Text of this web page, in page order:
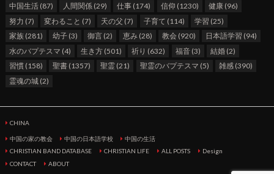
中国生活(87) 人間関係 (29) 仕事 (174) 信仰 (1230) 健康(96)
努力 (7) 変わること (7) 天の父 (7) 子育て (114) 学習 (25)
家族(281) 幼子 (3) 御言 (2) 恵み(28) 教会(920) 日本語学習 (94)
水のバプテスマ (4) 生き方 (501) 祈り (632) 福音(3) 結婚(2)
習慣(158) 聖書 (1357) 聖霊 (21) 聖霊のバプテスマ (5) 雑感(390)
霊魂の城(2)
CHINA
中国の家の教会 中国の日本語学校
中国の生活
CHRISTIAN BAND DATABASE
CHRISTIAN LIFE ALL POSTS
Design
CONTACT
ABOUT